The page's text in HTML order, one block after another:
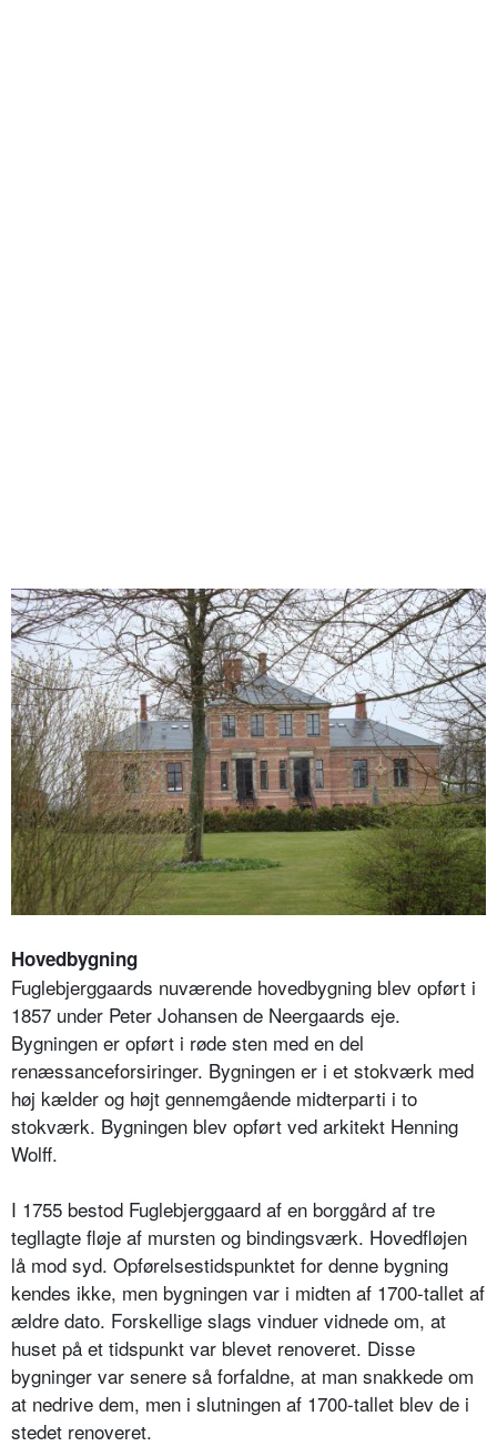
Hovedbygning
Fuglebjerggaards nuværende hovedbygning blev opført i
1857 under Peter Johansen de Neergaards eje.
Bygningen er opført i røde sten med en del
renæssanceforsiringer. Bygningen er i et stokværk med
høj kælder og højt gennemgående midterparti i to
stokværk. Bygningen blev opført ved arkitekt Henning
Wolff.
I 1755 bestod Fuglebjerggaard af en borggård af tre
tegllagte fløje af mursten og bindingsværk. Hovedfløjen
lå mod syd. Opførelsestidspunktet for denne bygning
kendes ikke, men bygningen var i midten af 1700-tallet af
ældre dato. Forskellige slags vinduer vidnede om, at
huset på et tidspunkt var blevet renoveret. Disse
bygninger var senere så forfaldne, at man snakkede om
at nedrive dem, men i slutningen af 1700-tallet blev de i
stedet renoveret.